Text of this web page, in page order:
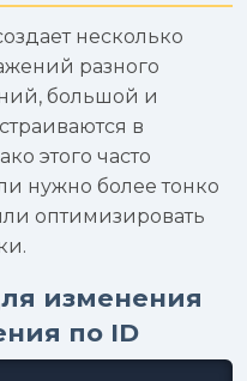
несколько
разного
большой и
в
этого часто
нужно более тонко
оптимизировать
изменения
по ID